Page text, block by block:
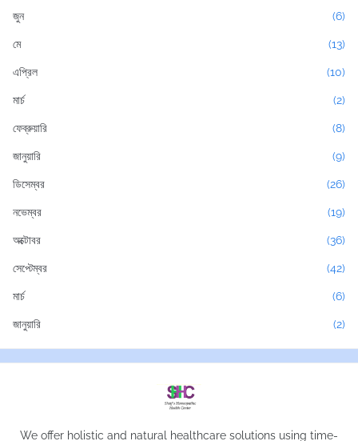
জুন (6)
মে (13)
এপ্রিল (10)
মার্চ (2)
ফেব্রুয়ারি (8)
জানুয়ারি (9)
ডিসেম্বর (26)
নভেম্বর (19)
অক্টোবর (36)
সেপ্টেম্বর (42)
মার্চ (6)
জানুয়ারি (2)
We offer holistic and natural healthcare solutions using time-